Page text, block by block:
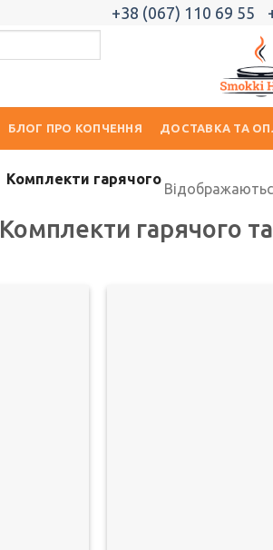
+38 (067) 110 69 55
БЛОГ ПРО КОПЧЕННЯ ДОСТАВКА ТА
Комплекти гарячого
Комплекти гарячого